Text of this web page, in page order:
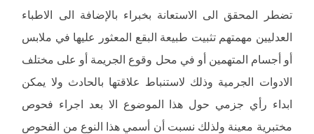
تضطر المحقق الى الاستعانة بخبراء بالإضافة الى الاطباء
العدليين مهمتهم تثبيت طبيعة البقع المعثور عليها في ملابس
أو أجسام المتهمين أو في محل وقوع الجريمة أو على مختلف
الادوات الجرمية وذلك لاستنباط علاقتها بالحادث ولا يمكن
ابداء رأي جزمي حول هذا الموضوع الا بعد اجراء فحوص
مختبرية معينة ولذلك نسبت أن أسمي هذا النوع من الفحوص